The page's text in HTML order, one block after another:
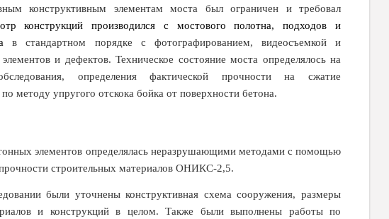
конструктивным элементам моста был ограничен и требовал
конструкций производился с мостового полотна, подходов и
в стандартном порядке с фотографированием, видеосъемкой и
и дефектов. Техническое состояние моста определялось на
определения фактической прочности на сжатие
методу упругого отскока бойка от поверхности бетона.
элементов определялась неразрушающими методами с помощью
строительных материалов ОНИКС-2,5.
были уточнены конструктивная схема сооружения, размеры
и конструкций в целом. Также были выполнены работы по